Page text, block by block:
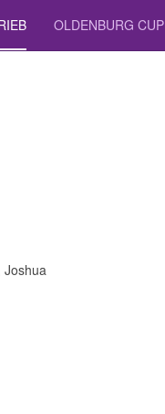
OLDENBURG CUP
Joshua